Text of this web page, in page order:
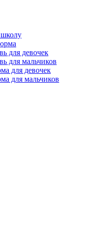
для девочек
для мальчиков
для девочек
для мальчиков